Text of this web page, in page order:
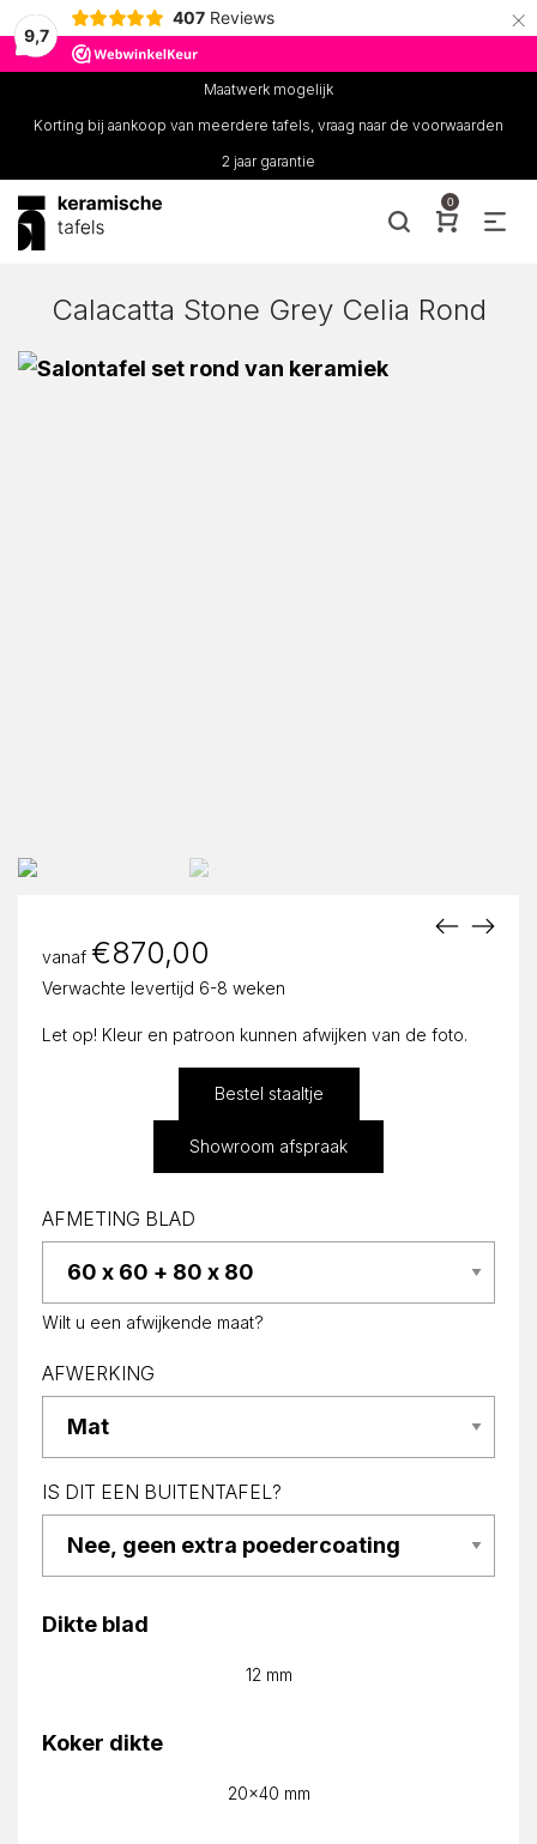
9,7
407 Reviews ×
Maatwerk mogelijk
Korting bij aankoop van meerdere tafels, vraag naar de voorwaarden
2 jaar garantie
0
Calacatta Stone Grey Celia Rond
vanaf €870,00
Verwachte levertijd 6-8 weken
Let op! Kleur en patroon kunnen afwijken van de foto.
Bestel staaltje
Showroom afspraak
AFMETING BLAD
Wilt u een afwijkende maat?
AFWERKING
IS DIT EEN BUITENTAFEL?
Dikte blad
12 mm
Koker dikte
20x40 mm